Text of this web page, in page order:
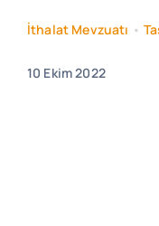
İthalat Mevzuatı •
10 Ekim 2022